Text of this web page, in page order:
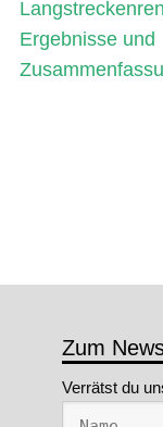
Zum
Verrätst du
e
Ergebnisse und